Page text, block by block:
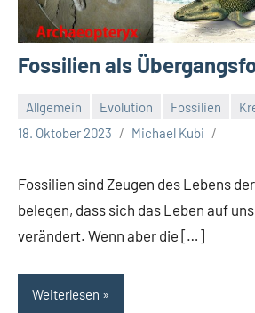
Fossilien als
Allgemein Evolution Fossilien
18. Oktober 2023
Michael Kubi
Fossilien sind Zeugen des Lebens
belegen, dass sich das Leben auf
verändert. Wenn aber die […]
Weiterlesen